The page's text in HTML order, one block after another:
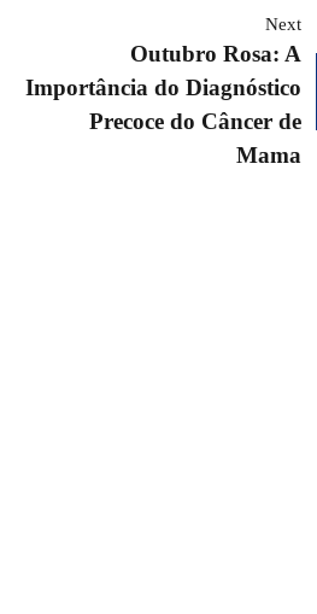
Navegação
de
Post
Next
Outubro Rosa: A
Importância do Diagnóstico
Precoce do Câncer de
Mama